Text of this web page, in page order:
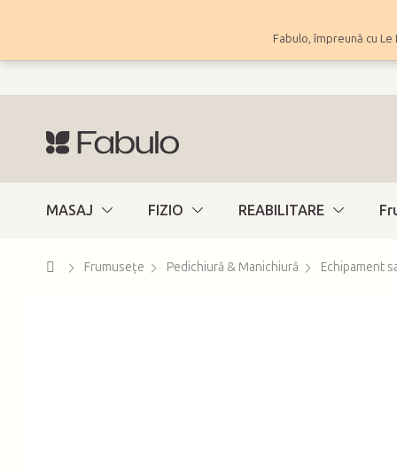
Fabulo, împreună cu
MASAJ FIZIO REABILITARE
AcasăFrumuseţe Pedichiură & Manichiură Echipament